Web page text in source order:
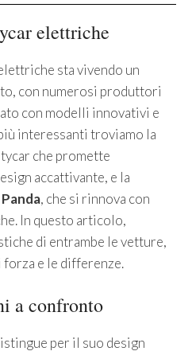
elettriche
sta vivendo un
con numerosi produttori
con modelli innovativi e
interessanti troviamo la
che promette
accattivante, e la
, che si rinnova con
In questo articolo,
di entrambe le vetture,
e le differenze.
a confronto
per il suo design